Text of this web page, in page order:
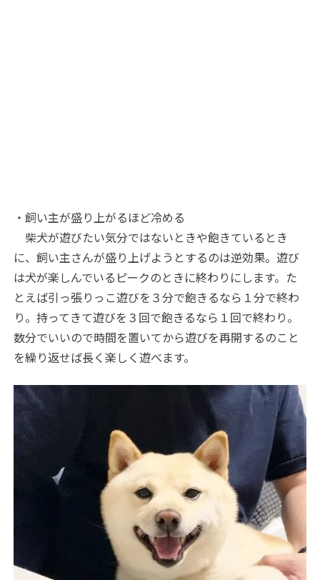
・飼い主が盛り上がるほど冷める
柴犬が遊びたい気分ではないときや飽きているとき
に、飼い主さんが盛り上げようとするのは逆効果。遊び
は犬が楽しんでいるピークのときに終わりにします。た
とえば引っ張りっこ遊びを３分で飽きるなら１分で終わ
り。持ってきて遊びを３回で飽きるなら１回で終わり。
数分でいいので時間を置いてから遊びを再開するのこと
を繰り返せば長く楽しく遊べます。